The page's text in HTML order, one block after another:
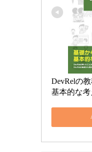
DevRelの
基本的な